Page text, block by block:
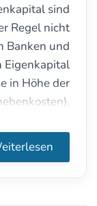
sind
Regel nicht
Banken und
Eigenkapital
in Höhe der